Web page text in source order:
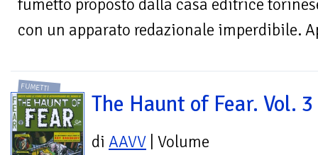
fumetto proposto dalla casa editrice
con un apparato redazionale imperdibile.
FUMETTI
The Haunt of Fear. Vol. 3
di AAVV | Volume